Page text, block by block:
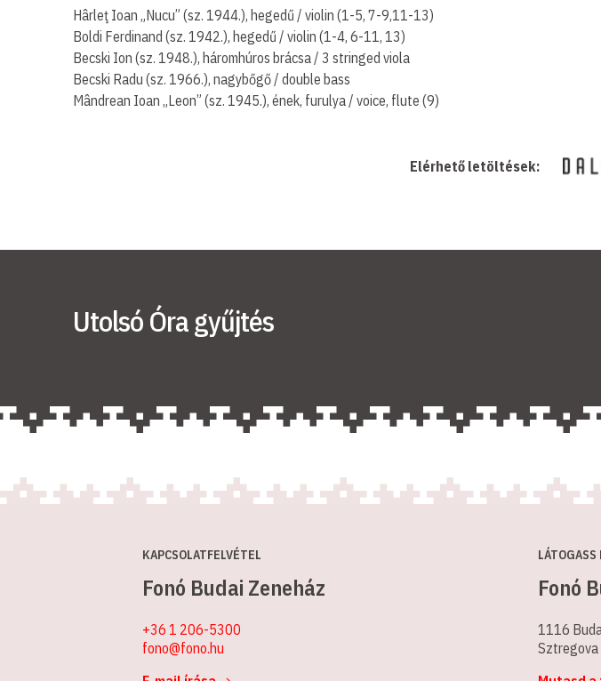
Hârleţ Ioan „Nucu” (sz. 1944.), hegedű / violin (1-5, 7-9,11-13)
Boldi Ferdinand (sz. 1942.), hegedű / violin (1-4, 6-11, 13)
Becski Ion (sz. 1948.), háromhúros brácsa / 3 stringed viola
Becski Radu (sz. 1966.), nagybőgő / double bass
Mândrean Ioan „Leon” (sz. 1945.), ének, furulya / voice, flute (9)
Elérhető letöltések:
Utolsó Óra gyűjtés
KAPCSOLATFELVÉTEL
Fonó Budai Zeneház
+36 1 206-5300
fono@fono.hu
LÁTOGASS
Fonó
1116
Sztregova